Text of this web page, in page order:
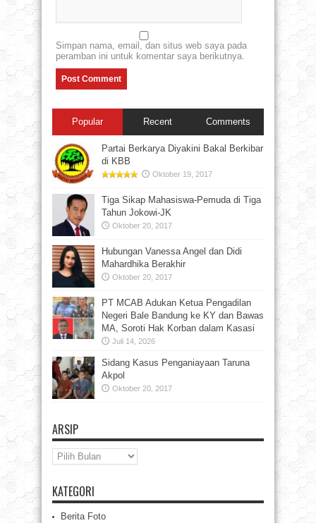
Simpan nama, email, dan situs web saya pada
peramban ini untuk komentar saya berikutnya.
Popular Recent Comments
Partai Berkarya Diyakini Bakal Berkibar
di KBB
Oktober 19, 2017
Tiga Sikap Mahasiswa-Pemuda di Tiga
Tahun Jokowi-JK
Oktober 20, 2017
Hubungan Vanessa Angel dan Didi
Mahardhika Berakhir
Oktober 20, 2017
PT MCAB Adukan Ketua Pengadilan
Negeri Bale Bandung ke KY dan Bawas
MA, Soroti Hak Korban dalam Kasasi
Juli 14, 2026
Sidang Kasus Penganiayaan Taruna
Akpol
Oktober 20, 2017
ARSIP
Arsip
KATEGORI
Berita Foto